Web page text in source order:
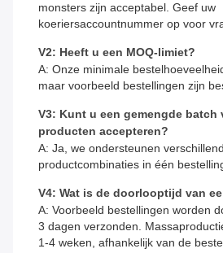
monsters zijn acceptabel. Geef uw
koeriersaccountnummer op voor
V2: Heeft u een MOQ-limiet?
A: Onze minimale
maar voorbeeld bestellingen zijn
V3: Kunt u een gemengde batch
producten accepteren?
A: Ja, we ondersteunen
productcombinaties in één
V4: Wat is de doorlooptijd van
A: Voorbeeld bestellingen worden
3 dagen verzonden.
1-4 weken, afhankelijk van de